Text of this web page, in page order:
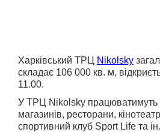
Харківський ТРЦ Nikolsky
складає 106 000 кв. м,
11.00.
У ТРЦ Nikolsky працюватимуть
магазинів, ресторани,
спортивний клуб Sport Life та